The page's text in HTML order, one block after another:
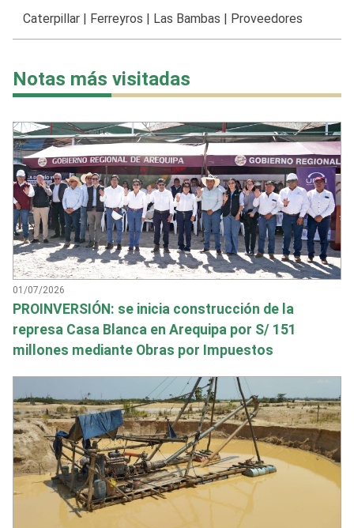
Caterpillar| Ferreyros Las Bambas Proveedores
Notas más visitadas
01/07/2026
PROINVERSIÓN: se inicia construcción de la
represa Casa Blanca en Arequipa por S/ 151
millones mediante Obras por Impuestos